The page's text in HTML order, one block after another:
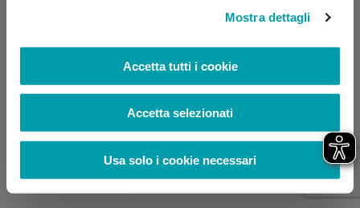
Mostra dettagli
Accetta tutti i cookie
Accetta selezionati
Usa solo i cookie necessari